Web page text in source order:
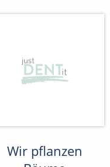
Wir pflanzen